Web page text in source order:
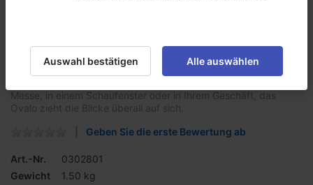
Ovalo 450x1370 mm
Sie möchten mit Ihrer Werbung auffallen? Dann ist ein Ovalo mit
Messe, in einem Schaufenster oder in Ihrem Geschäft, das
Ovalo zieht die Blicke überall auf sich.
Geben Sie die erste Bewertung ab
Art.-Nr.
0302801
Gewicht
1.50 kg
Auswahl bestätigen Alle auswählen